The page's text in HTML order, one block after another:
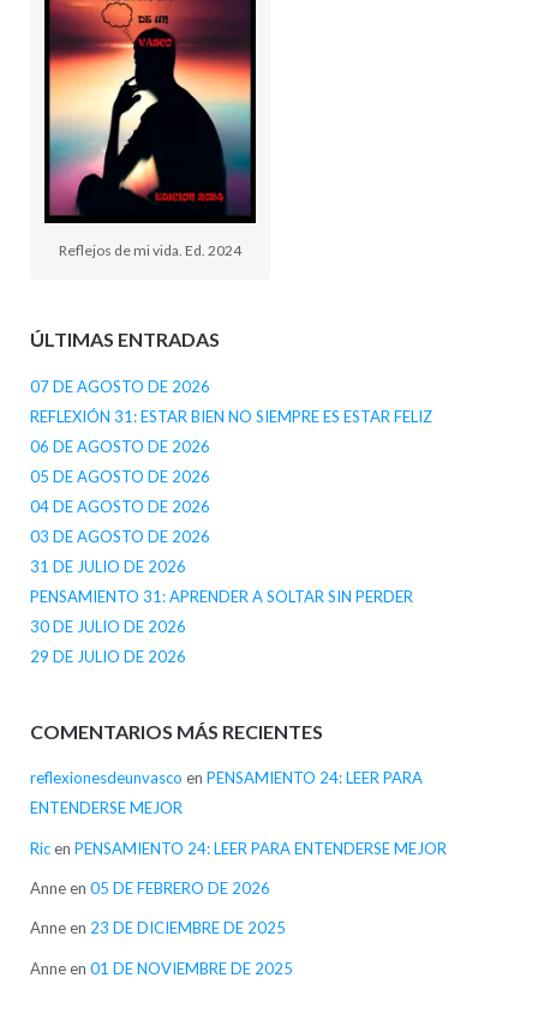
Reflejos de mi vida. Ed. 2024
ÚLTIMAS ENTRADAS
07 DE AGOSTO DE 2026
REFLEXIÓN 31: ESTAR BIEN NO SIEMPRE ES ESTAR FELIZ
06 DE AGOSTO DE 2026
05 DE AGOSTO DE 2026
04 DE AGOSTO DE 2026
03 DE AGOSTO DE 2026
31 DE JULIO DE 2026
PENSAMIENTO 31: APRENDER A SOLTAR SIN PERDER
30 DE JULIO DE 2026
29 DE JULIO DE 2026
COMENTARIOS MÁS RECIENTES
reflexionesdeunvasco en PENSAMIENTO 24: LEER PARA
ENTENDERSE MEJOR
Ricen PENSAMIENTO 24: LEER PARA ENTENDERSE MEJOR
Anneen 05 DE FEBRERO DE 2026
Anneen 23 DE DICIEMBRE DE 2025
Anneen 01 DE NOVIEMBRE DE 2025